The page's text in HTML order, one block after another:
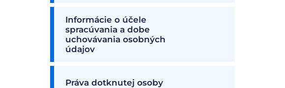
Informácie o účele
spracúvania a dobe
uchovávania osobných
údajov
Práva dotknutej osoby